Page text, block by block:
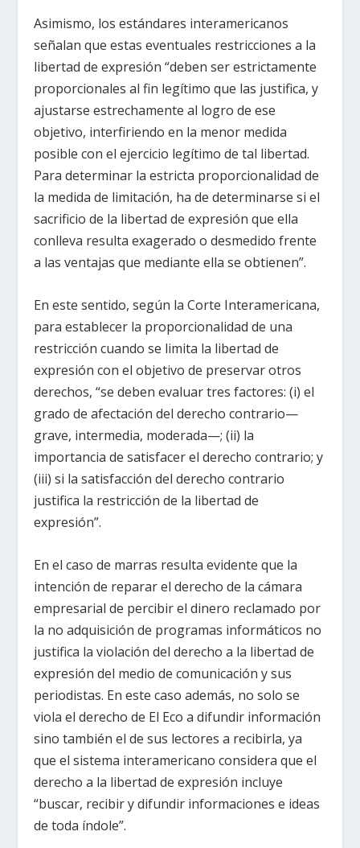
Asimismo, los estándares interamericanos
señalan que estas eventuales restricciones a la
libertad de expresión “deben ser estrictamente
proporcionales al fin legítimo que las justifica, y
ajustarse estrechamente al logro de ese
objetivo, interfiriendo en la menor medida
posible con el ejercicio legítimo de tal libertad.
Para determinar la estricta proporcionalidad de
la medida de limitación, ha de determinarse si el
sacrificio de la libertad de expresión que ella
conlleva resulta exagerado o desmedido frente
a las ventajas que mediante ella se obtienen”.
En este sentido, según la Corte Interamericana,
para establecer la proporcionalidad de una
restricción cuando se limita la libertad de
expresión con el objetivo de preservar otros
derechos, “se deben evaluar tres factores: (i) el
grado de afectación del derecho contrario—
grave, intermedia, moderada—; (ii) la
importancia de satisfacer el derecho contrario; y
(iii) si la satisfacción del derecho contrario
justifica la restricción de la libertad de
expresión”.
En el caso de marras resulta evidente que la
intención de reparar el derecho de la cámara
empresarial de percibir el dinero reclamado por
la no adquisición de programas informáticos no
justifica la violación del derecho a la libertad de
expresión del medio de comunicación y sus
periodistas. En este caso además, no solo se
viola el derecho de El Eco a difundir información
sino también el de sus lectores a recibirla, ya
que el sistema interamericano considera que el
derecho a la libertad de expresión incluye
“buscar, recibir y difundir informaciones e ideas
de toda índole”.